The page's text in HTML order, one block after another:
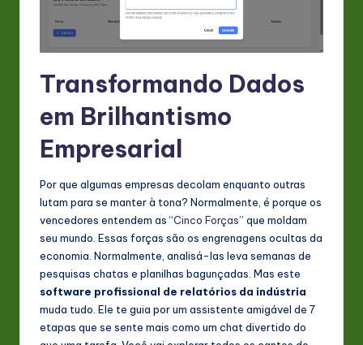
o
Transformando Dados
em Brilhantismo
Empresarial
Por que algumas empresas decolam enquanto outras
lutam para se manter à tona? Normalmente, é porque os
vencedores entendem as “Cinco Forças” que moldam
seu mundo. Essas forças são os engrenagens ocultas da
economia. Normalmente, analisá-las leva semanas de
pesquisas chatas e planilhas bagunçadas. Mas este
software profissional de relatórios da indústria
muda tudo. Ele te guia por um assistente amigável de 7
etapas que se sente mais como um chat divertido do